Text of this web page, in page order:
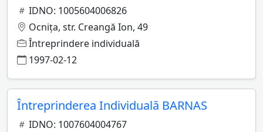
IDNO: 1005604006826
Ocniţa, str. Creangă Ion, 49
Întreprindere individuală
1997-02-12
Întreprinderea Individuală BARNAS
IDNO: 1007604004767